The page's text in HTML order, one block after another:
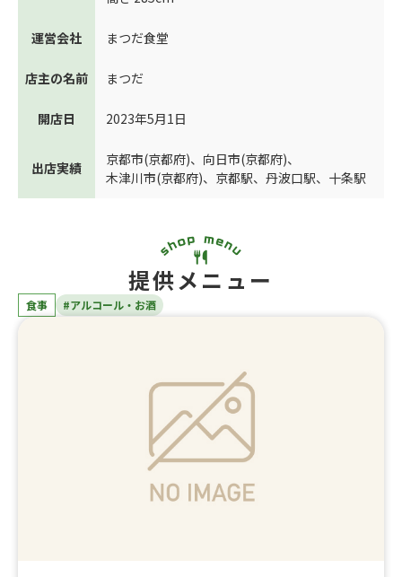
運営会社 まつだ食堂
店主の名前 まつだ
開店日 2023年5月1日
出店実績
京都市(京都府)、 向日市(京都府)、
木津川市(京都府)、 京都駅、 丹波口駅、 十条駅
提供メニュー
食事 #アルコール・お酒